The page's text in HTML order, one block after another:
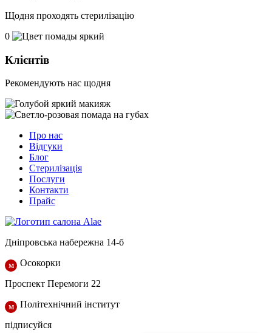
Щодня проходять стерилізацію
0
Клієнтів
Рекомендують наc щодня
Про нас
Відгуки
Блог
Стерилізація
Послуги
Контакти
Прайс
Дніпровська набережна 14-б
Осокорки
Проспект Перемоги 22
Політехнічний інститут
підписуйся